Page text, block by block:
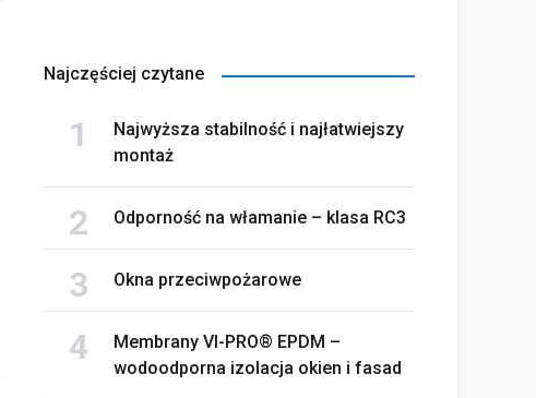
Najczęściej czytane
Najwyższa stabilność i najłatwiejszy
montaż
Odporność na włamanie – klasa RC3
Okna przeciwpożarowe
Membrany VI-PRO® EPDM –
wodoodporna izolacja okien i fasad